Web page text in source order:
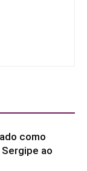
como
ao